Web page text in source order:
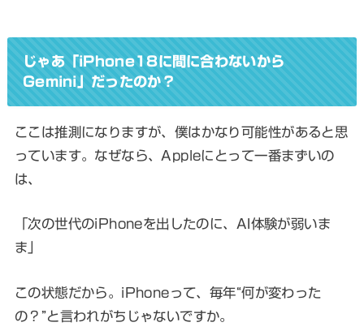
じゃあ「iPhone18に間に合わないから
Gemini」だったのか？
ここは推測になりますが、僕はかなり可能性があると思
っています。なぜなら、Appleにとって一番まずいの
は、
「次の世代のiPhoneを出したのに、AI体験が弱いま
ま」
この状態だから。iPhoneって、毎年“何が変わった
の？”と言われがちじゃないですか。